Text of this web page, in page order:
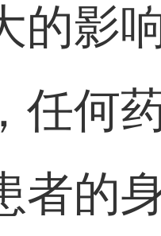
影响
任何
者的